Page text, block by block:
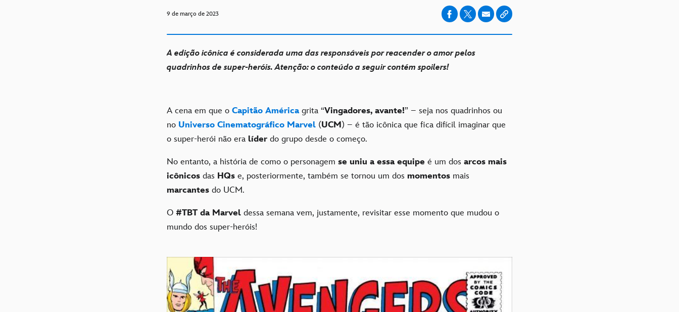
9 de março de 2023
A edição icônica é considerada uma das responsáveis por reacender o amor pelos
quadrinhos de super-heróis. Atenção: o conteúdo a seguir contém spoilers!
A cena em que o Capitão Américagrita “Vingadores, avante!” – seja nos quadrinhos ou
no Universo Cinematográfico Marvel (UCM) – é tão icônica que fica difícil imaginar que
o super-herói não era líder do grupo desde o começo.
No entanto, a história de como o personagem se uniu a essa equipe é um dos arcos mais
icônicos das HQs e, posteriormente, também se tornou um dos momentos mais
marcantes do UCM.
O #TBT da Marvel dessa semana vem, justamente, revisitar esse momento que mudou o
mundo dos super-heróis!